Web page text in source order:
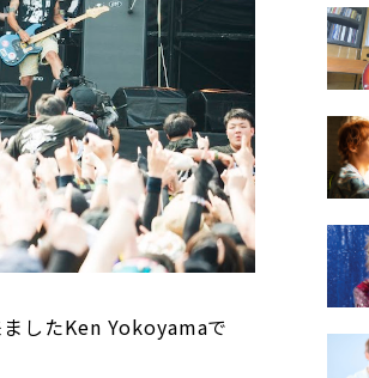
したKen Yokoyamaで